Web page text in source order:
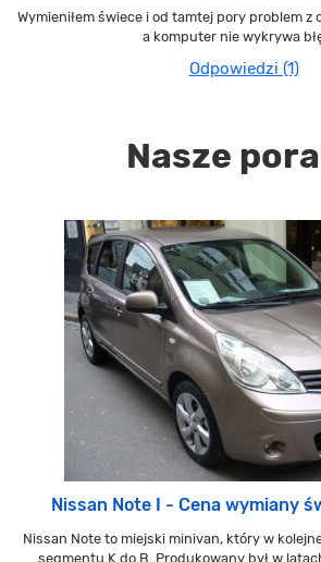
Wymieniłem świece i od tamtej pory problem z
a komputer nie wykrywa
Odpowiedzi (1)
Nasze
Nissan Note I - Cena wymiany
Nissan Note to miejski minivan, który w
segmentu K do B. Produkowany był w